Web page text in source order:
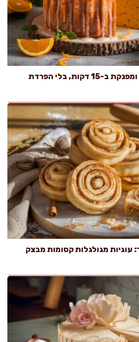
עוגת תפוזים גבוהה ומפנקת ב-15 דקות, בלי הפרדת
עוגיות מגולגלות קסומות מבצק